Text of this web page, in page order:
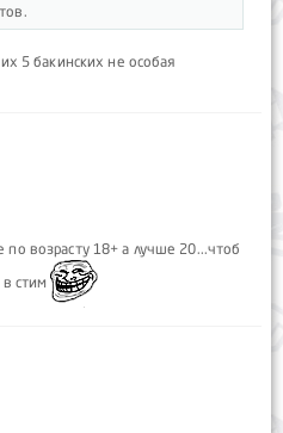
5 бакинских не особая
возрасту 18+ а лучше 20...чтоб
в стим